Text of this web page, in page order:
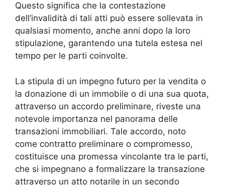
Questo significa che la contestazione
dell’invalidità di tali atti può essere sollevata in
qualsiasi momento, anche anni dopo la loro
stipulazione, garantendo una tutela estesa nel
tempo per le parti coinvolte.
La stipula di un impegno futuro per la vendita o
la donazione di un immobile o di una sua quota,
attraverso un accordo preliminare, riveste una
notevole importanza nel panorama delle
transazioni immobiliari. Tale accordo, noto
come contratto preliminare o compromesso,
costituisce una promessa vincolante tra le parti,
che si impegnano a formalizzare la transazione
attraverso un atto notarile in un secondo